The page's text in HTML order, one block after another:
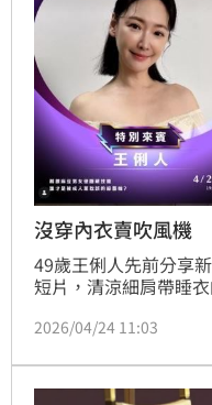
沒穿內衣賣吹風機
49歲王俐人先前分享
短片，清涼細肩帶睡
SWAG於23日無預警
2026/04/24 11:03